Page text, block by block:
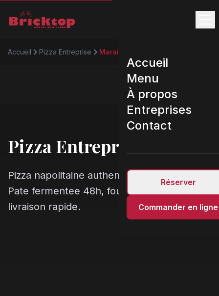
Accueil
Menu
À propos
Entreprises
Contact
Réserver
Commander en ligne
Accueil Pizza Entreprise Marais
Pizza Entreprise
Pizza napolitaine authentique a Marais.
Pate fermentee 48h, four 450 degres,
livraison rapide.